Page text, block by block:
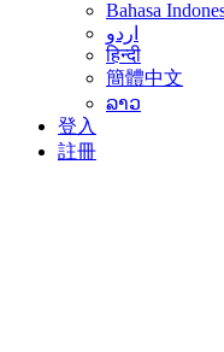
Bahasa
اردو
हिन्दी
簡體中文
ລາວ
登入
註冊